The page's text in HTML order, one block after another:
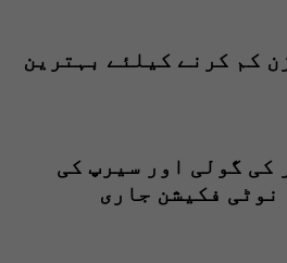
کم کرنے کیلئے بہترین
کی گولی اور سیرپ کی
نوٹی فکیشن جاری